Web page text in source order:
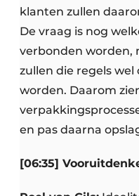
klanten zullen
De vraag is nog
verbonden worden,
zullen die regels
worden. Daarom
en pas daarna
[06:35]